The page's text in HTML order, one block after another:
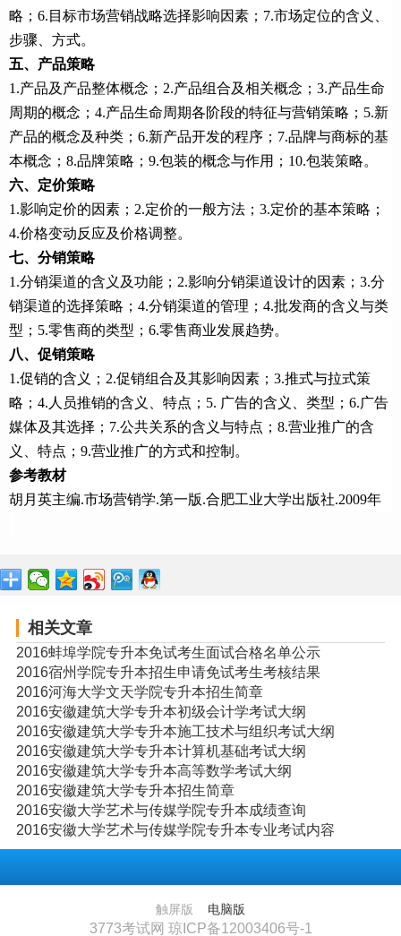
略；6.目标市场营销战略选择影响因素；7.市场定位的含义、
步骤、方式。
五、产品策略
1.产品及产品整体概念；2.产品组合及相关概念；3.产品生命
周期的概念；4.产品生命周期各阶段的特征与营销策略；5.新
产品的概念及种类；6.新产品开发的程序；7.品牌与商标的基
本概念；8.品牌策略；9.包装的概念与作用；10.包装策略。
六、定价策略
1.影响定价的因素；2.定价的一般方法；3.定价的基本策略；
4.价格变动反应及价格调整。
七、分销策略
1.分销渠道的含义及功能；2.影响分销渠道设计的因素；3.分
销渠道的选择策略；4.分销渠道的管理；4.批发商的含义与类
型；5.零售商的类型；6.零售商业发展趋势。
八、促销策略
1.促销的含义；2.促销组合及其影响因素；3.推式与拉式策
略；4.人员推销的含义、特点；5. 广告的含义、类型；6.广告
媒体及其选择；7.公共关系的含义与特点；8.营业推广的含
义、特点；9.营业推广的方式和控制。
参考教材
胡月英主编.市场营销学.第一版.合肥工业大学出版社.2009年
相关文章
2016蚌埠学院专升本免试考生面试合格名单公示
2016宿州学院专升本招生申请免试考生考核结果
2016河海大学文天学院专升本招生简章
2016安徽建筑大学专升本初级会计学考试大纲
2016安徽建筑大学专升本施工技术与组织考试大纲
2016安徽建筑大学专升本计算机基础考试大纲
2016安徽建筑大学专升本高等数学考试大纲
2016安徽建筑大学专升本招生简章
2016安徽大学艺术与传媒学院专升本成绩查询
2016安徽大学艺术与传媒学院专升本专业考试内容
触屏版 电脑版
3773考试网 琼ICP备12003406号-1